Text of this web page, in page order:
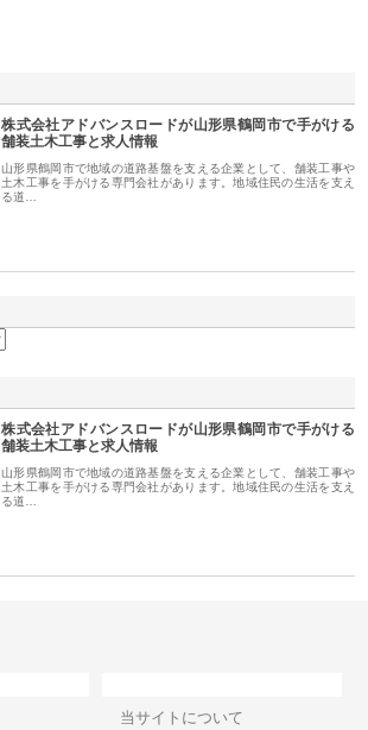
株式会社アドバンスロードが山形県鶴岡市で手がける
舗装土木工事と求人情報
山形県鶴岡市で地域の道路基盤を支える企業として、舗装工事や
土木工事を手がける専門会社があります。地域住民の生活を支え
る道…
株式会社アドバンスロードが山形県鶴岡市で手がける
舗装土木工事と求人情報
山形県鶴岡市で地域の道路基盤を支える企業として、舗装工事や
土木工事を手がける専門会社があります。地域住民の生活を支え
る道…
当サイトについて